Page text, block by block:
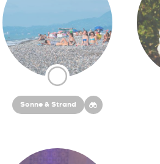
Sonne & Strand